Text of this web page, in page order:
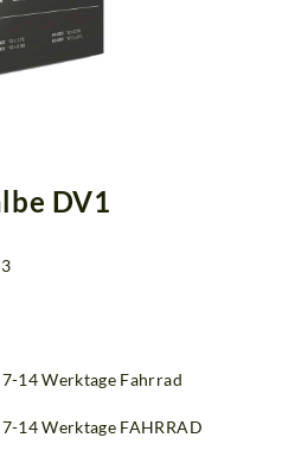
DV1
14 Werktage Fahrrad
14 Werktage FAHRRAD